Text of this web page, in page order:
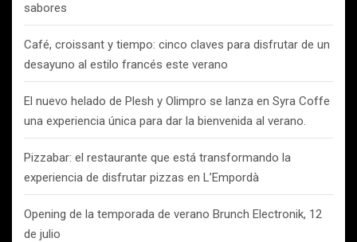
sabores
Café, croissant y tiempo: cinco claves para disfrutar de un
desayuno al estilo francés este verano
El nuevo helado de Plesh y Olimpro se lanza en Syra Coffe
una experiencia única para dar la bienvenida al verano.
Pizzabar: el restaurante que está transformando la
experiencia de disfrutar pizzas en L’Empordà
Opening de la temporada de verano Brunch Electronik, 12
de julio